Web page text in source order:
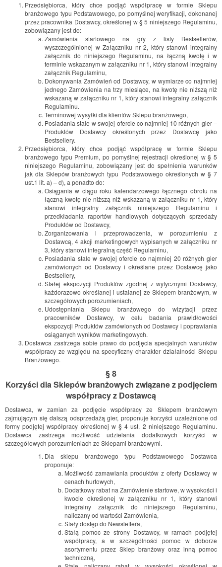
Przedsiębiorca, który chce podjąć współpracę w formie Sklepu
branżowego typu Podstawowego, po pomyślnej weryfikacji, dokonanej
przez pracownika Dostawcy, określonej w § 5 niniejszego Regulaminu,
zobowiązany jest do:
Zamówienia startowego na gry z listy Bestsellerów,
wyszczególnionej w Załączniku nr 2, który stanowi integralny
załącznik do niniejszego Regulaminu, na łączną kwotę i w
terminie wskazanym w załączniku nr 1, który stanowi integralny
załącznik Regulaminu,
Dokonywania Zamówień od Dostawcy, w wymiarze co najmniej
jednego Zamówienia na trzy miesiące, na kwotę nie niższą niż
wskazaną w załączniku nr 1, który stanowi integralny załącznik
Regulaminu.
Terminowej wysyłki dla klientów Sklepu branżowego,
Posiadania stale w swojej ofercie co najmniej 10 różnych gier –
Produktów Dostawcy określonych przez Dostawcę jako
Bestsellery.
Przedsiębiorca, który chce podjąć współpracę w formie Sklepu
branżowego typu Premium, po pomyślnej rejestracji określonej w § 5
niniejszego Regulaminu, zobowiązany jest do spełnienia warunków
jak dla Sklepów branżowych typu Podstawowego określonych w § 7
ust.1 lit. a) – d), a ponadto do:
Osiągania w ciągu roku kalendarzowego łącznego obrotu na
łączną kwotę nie niższą niż wskazaną w załączniku nr 1, który
stanowi integralny załącznik niniejszego Regulaminu i
przedkładania raportów handlowych dotyczących sprzedaży
Produktów od Dostawcy,
Zorganizowania i przeprowadzenia, w porozumieniu z
Dostawcą, 4 akcji marketingowych wypisanych w załączniku nr
3, który stanowi integralną część Regulaminu,
Posiadania stale w swojej ofercie co najmniej 20 różnych gier
zamówionych od Dostawcy i określane przez Dostawcę jako
Bestsellery,
Stałej ekspozycji Produktów zgodnej z wytycznymi Dostawcy,
każdorazowo określanej i ustalanej ze Sklepem branżowym, w
szczegółowych porozumieniach,
Udostępniania Sklepu branżowego do wizytacji przez
pracowników Dostawcy, w celu badania prawidłowości
ekspozycji Produktów zamówionych od Dostawcy i poprawiania
osiąganych wyników marketingowych.
Dostawca zastrzega sobie prawo do podjęcia specjalnych warunków
współpracy ze względu na specyficzny charakter działalności Sklepu
Branżowego.
§ 8
Korzyści dla Sklepów branżowych związane z podjęciem
współpracy z Dostawcą
Dostawca, w zamian za podjęcie współpracy ze Sklepem branżowym
zajmującym się dalszą odsprzedażą gier, proponuje korzyści uzależnione od
formy podjętej współpracy określonej w § 4 ust. 2 niniejszego Regulaminu.
Dostawca zastrzega możliwość udzielania dodatkowych korzyści w
szczegółowych porozumieniach ze Sklepami branżowymi.
Dla sklepu branżowego typu Podstawowego Dostawca
proponuje:
Możliwość zamawiania produktów z oferty Dostawcy w
cenach hurtowych,
Dodatkowy rabat na Zamówienie startowe, w wysokości i
kwocie określonej w załączniku nr 1, który stanowi
integralny załącznik do niniejszego Regulaminu,
naliczany od wartości Zamówienia,
Stały dostęp do Newslettera,
Stałą pomoc ze strony Dostawcy, w ramach podjętej
współpracy, a w szczególności pomoc w doborze
asortymentu przez Sklep branżowy oraz inną pomoc
techniczną,